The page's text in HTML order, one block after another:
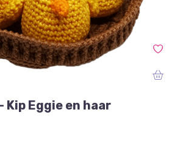
Kip Eggie en haar